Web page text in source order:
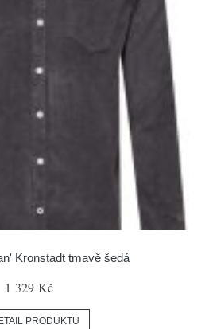
Kronstadt tmavě šedá
1 329 Kč
PRODUKTU